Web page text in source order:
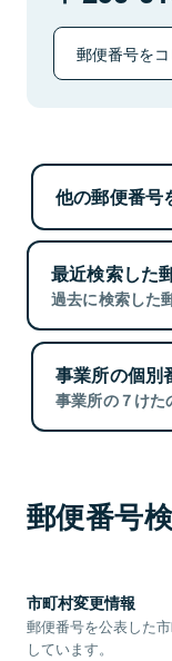
郵便番号を
他の郵便番号
最近検索した
過去に検索した
事業所の個別
事業所の７けた
郵便番号
市町村変更情報
郵便番号を公表した
しています。